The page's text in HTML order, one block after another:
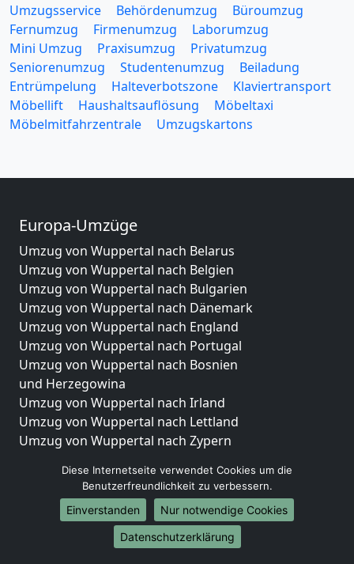
Umzugsservice Behördenumzug
Büroumzug
Fernumzug
Firmenumzug
Laborumzug
Mini Umzug
Praxisumzug
Privatumzug
Seniorenumzug
Studentenumzug
Beiladung
Entrümpelung
Halteverbotszone
Klaviertransport
Möbellift
Haushaltsauflösung
Möbeltaxi
Möbelmitfahrzentrale
Umzugskartons
Europa-Umzüge
Umzug von Wuppertal nach Belarus
Umzug von Wuppertal nach Belgien
Umzug von Wuppertal nach Bulgarien
Umzug von Wuppertal nach Dänemark
Umzug von Wuppertal nach England
Umzug von Wuppertal nach Portugal
Umzug von Wuppertal nach Bosnien
und Herzegowina
Umzug von Wuppertal nach Irland
Umzug von Wuppertal nach Lettland
Umzug von Wuppertal nach Zypern
Umzug von Wuppertal nach Estland
Umzug von Wuppertal nach Finnland
Umzug von Wuppertal nach Frankreich
Umzug von Wuppertal nach Griechenland
Umzug von Wuppertal nach Italien
Diese Internetseite verwendet Cookies um die
Benutzerfreundlichkeit zu verbessern.
Einverstanden
Nur notwendige Cookies
Datenschutzerklärung